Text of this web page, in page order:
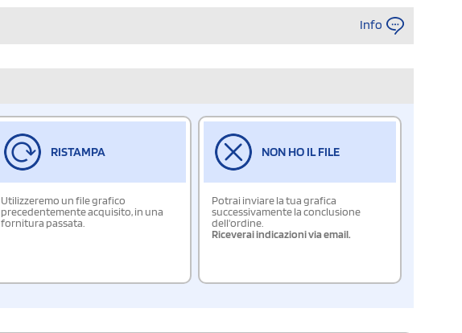
Info
RISTAMPA
Utilizzeremo un file grafico
precedentemente acquisito, in una
fornitura passata.
NON HO IL FILE
Potrai inviare la tua grafica
successivamente la conclusione
dell'ordine.
Riceverai indicazioni via email.